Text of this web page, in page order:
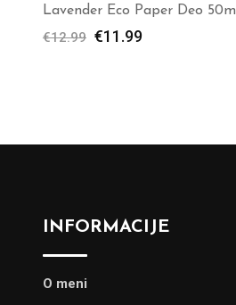
Lavender Eco Paper Deo 50ml
€12.99 €11.99
INFORMACIJE
O meni